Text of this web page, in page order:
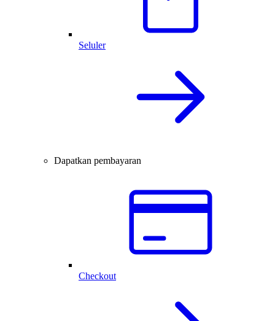
Seluler
Dapatkan pembayaran
Checkout